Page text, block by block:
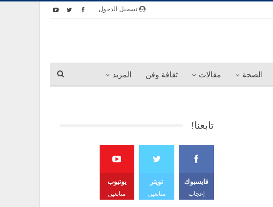
تسجيل الدخول
الصحة مقالات ثقافة وفن المزيد
تابعنا!
فايسبوك
إعجاب
تويتر
متابعين
يوتيوب
متابعين